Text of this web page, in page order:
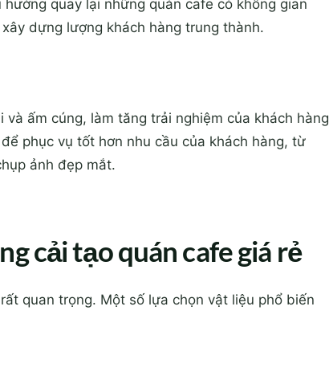
quay lại những quán cafe có không gian
dựng lượng khách hàng trung thành.
ấm cúng, làm tăng trải nghiệm của khách hàng
phục vụ tốt hơn nhu cầu của khách hàng, từ
ảnh đẹp mắt.
cải tạo quán cafe giá rẻ
quan trọng. Một số lựa chọn vật liệu phổ biến